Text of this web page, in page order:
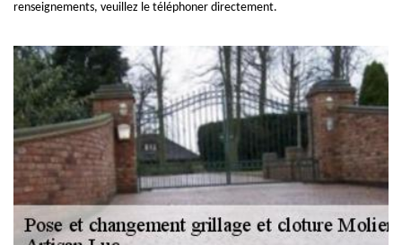
renseignements, veuillez le téléphoner directement.